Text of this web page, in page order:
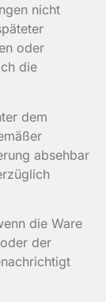
nicht
oder
die
dem
absehbar
die Ware
der